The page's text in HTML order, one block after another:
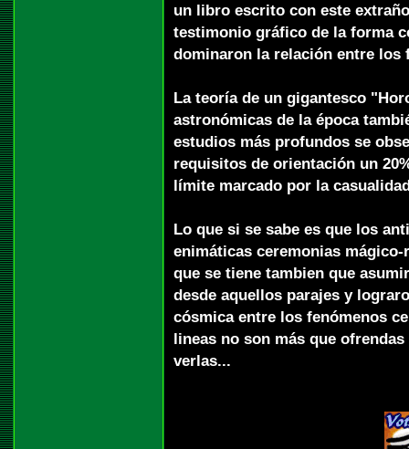
un libro escrito con este
testimonio gráfico de la forma
dominaron la relación entre los
La teoría de un gigantesco
astronómicas de la época
estudios más profundos se
requisitos de orientación un
límite marcado por la
Lo que si se sabe es que los
enimáticas ceremonias
que se tiene tambien que
desde aquellos parajes y
cósmica entre los fenómenos
lineas no son más que
verlas...